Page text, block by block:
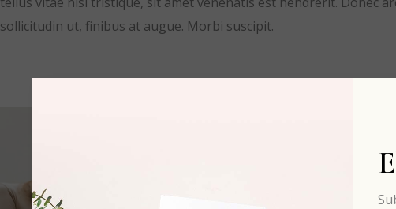
sollicitudin ut, finibus at augue. Morbi suscipit.